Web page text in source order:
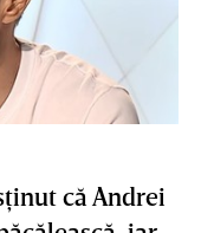
că Andrei